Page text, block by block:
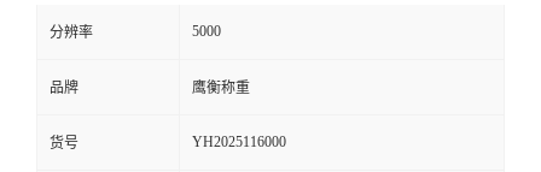
分辨率 5000
品牌 鹰衡称重
货号 YH2025116000